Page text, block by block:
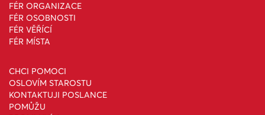
FÉR ORGANIZACE
FÉR OSOBNOSTI
FÉR VĚŘÍCÍ
FÉR MÍSTA
CHCI POMOCI
OSLOVÍM STAROSTU
KONTAKTUJI POSLANCE
POMŮŽU